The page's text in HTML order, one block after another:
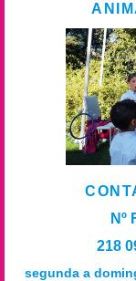
Nº
218
segunda a